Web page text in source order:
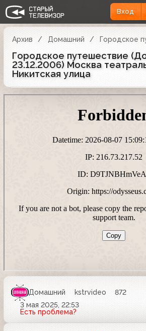
Вход
Архив Домашний Городское
Городское путешествие
23.12.2006) Москва
Никитская улица
Домашний kstrvideo
872
3 мая 2025, 22:53
Есть проблема?